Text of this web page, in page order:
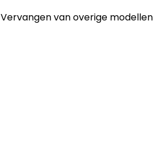
Vervangen van overige modellen